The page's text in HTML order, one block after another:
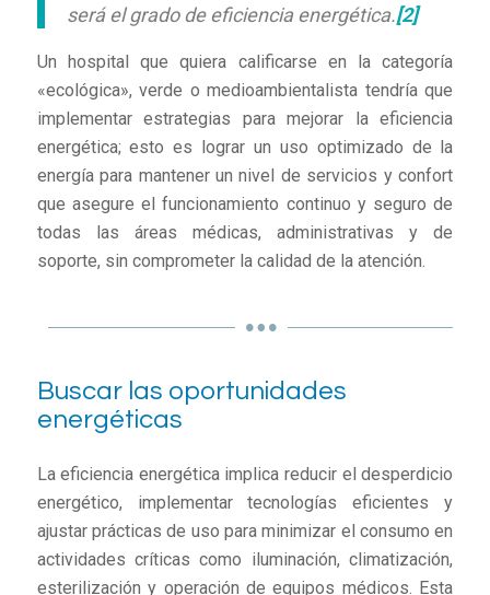
será el grado de eficiencia energética.[2]
Un hospital que quiera calificarse en la categoría
«ecológica», verde o medioambientalista tendría que
implementar estrategias para mejorar la eficiencia
energética; esto es lograr un uso optimizado de la
energía para mantener un nivel de servicios y confort
que asegure el funcionamiento continuo y seguro de
todas las áreas médicas, administrativas y de
soporte, sin comprometer la calidad de la atención.
Buscar las oportunidades
energéticas
La eficiencia energética implica reducir el desperdicio
energético, implementar tecnologías eficientes y
ajustar prácticas de uso para minimizar el consumo en
actividades críticas como iluminación, climatización,
esterilización y operación de equipos médicos. Esta